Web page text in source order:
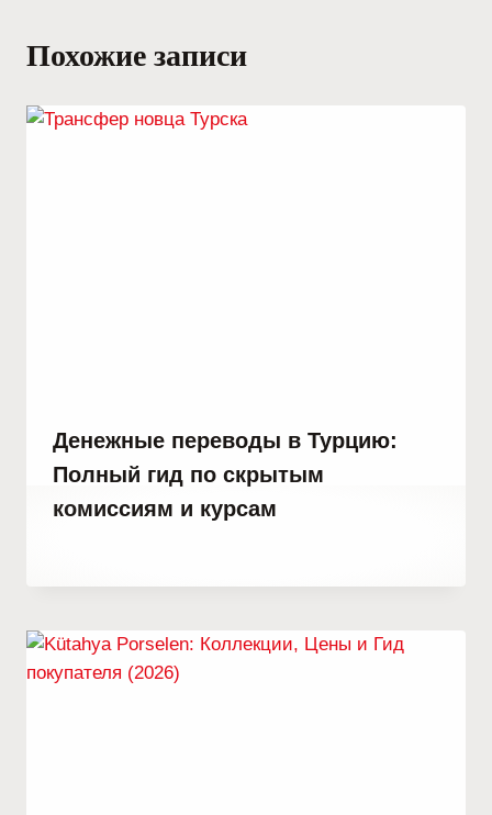
Похожие записи
Денежные переводы в Турцию:
Полный гид по скрытым
комиссиям и курсам